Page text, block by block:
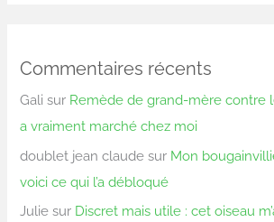
Commentaires récents
Gali sur Remède de grand-mère contre
a vraiment marché chez moi
doublet jean claude sur Mon
voici ce qui l’a débloqué
Julie sur Discret mais utile : cet oiseau